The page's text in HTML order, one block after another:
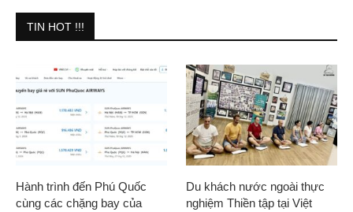
TIN HOT !!!
Hành trình đến Phú Quốc
cùng các chặng bay của
Du khách nước ngoài thực
nghiệm Thiền tập tại Việt